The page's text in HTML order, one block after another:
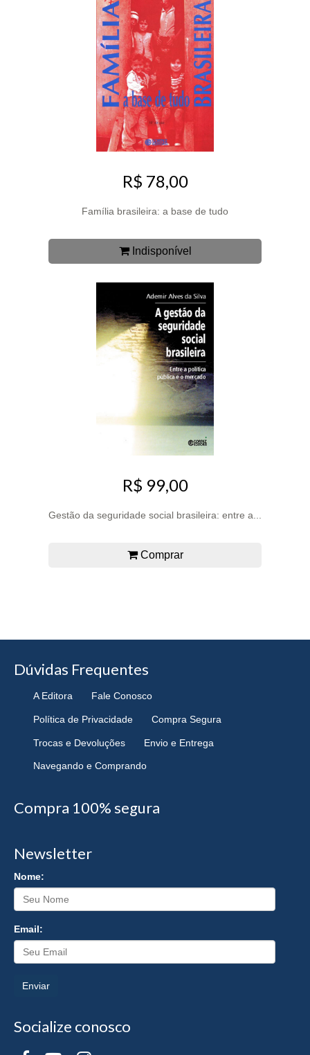
R$ 78,00
Família brasileira: a base de tudo
Indisponível
R$ 99,00
Gestão da seguridade social brasileira: entre a...
Comprar
Dúvidas Frequentes
A Editora Fale Conosco
Política de Privacidade Compra Segura
Trocas e Devoluções Envio e Entrega
Navegando e Comprando
Compra 100% segura
Newsletter
Nome:
Email:
Enviar
Socialize conosco